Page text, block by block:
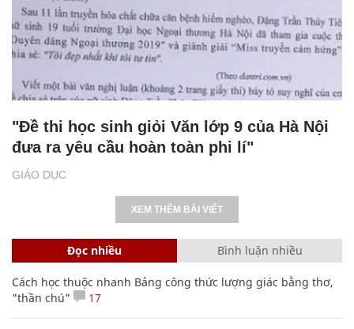
GIÁO DỤC
"Đề thi học sinh giỏi Văn lớp 9 của Hà Nội
đưa ra yêu cầu hoàn toàn phi lí"
XEM THÊM BÀI VIẾT
Đọc nhiều Bình luận nhiều
Cách học thuộc nhanh Bảng công thức lượng giác bằng thơ,
"thần chú"
17